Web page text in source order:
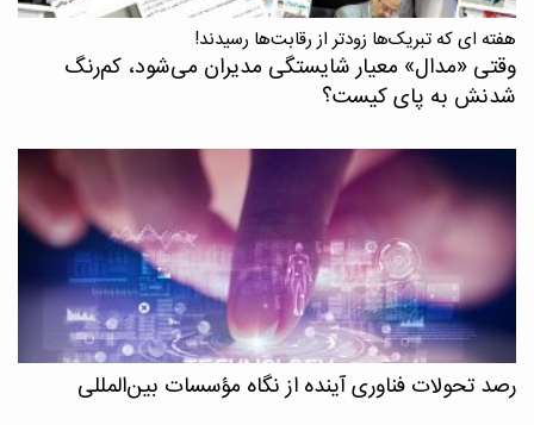
هفته ای که تبریک‌ها زودتر از رقابت‌ها رسیدند!
وقتی «مدال‌» معیار شایستگی مدیران می‌شود، کم‌رنگ
شدنش به پای کیست؟
رصد تحولات فناوری آینده از نگاه مؤسسات بین‌المللی